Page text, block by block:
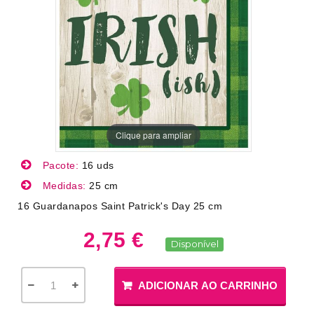
Clique para ampliar
Pacote: 16 uds
Medidas: 25 cm
16 Guardanapos Saint Patrick's Day 25 cm
2,75 € Disponível
ADICIONAR AO CARRINHO